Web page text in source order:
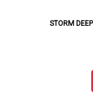
STORM